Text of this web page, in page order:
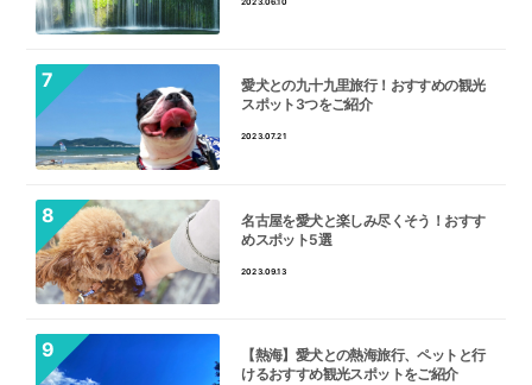
愛犬との九十九里旅行！おすすめの観光
スポット3つをご紹介
2023.07.21
名古屋を愛犬と楽しみ尽くそう！おすす
めスポット5選
2023.09.13
【熱海】愛犬との熱海旅行、ペットと行
けるおすすめ観光スポットをご紹介